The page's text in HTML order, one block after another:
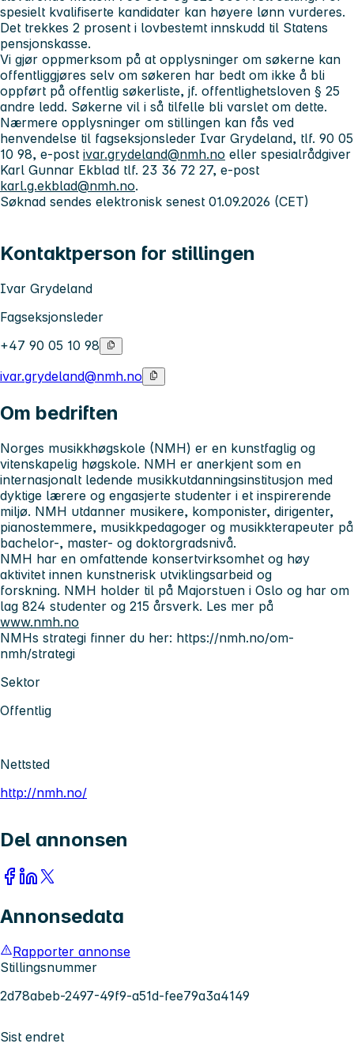
spesielt kvalifiserte kandidater kan høyere lønn vurderes.
Det trekkes 2 prosent i lovbestemt innskudd til Statens
pensjonskasse.
Vi gjør oppmerksom på at opplysninger om søkerne kan
offentliggjøres selv om søkeren har bedt om ikke å bli
oppført på offentlig søkerliste, jf. offentlighetsloven § 25
andre ledd. Søkerne vil i så tilfelle bli varslet om dette.
Nærmere opplysninger om stillingen kan fås ved
henvendelse til fagseksjonsleder Ivar Grydeland, tlf. 90 05
10 98, e-post ivar.grydeland@nmh.no eller spesialrådgiver
Karl Gunnar Ekblad tlf. 23 36 72 27, e-post
karl.g.ekblad@nmh.no.
Søknad sendes elektronisk senest 01.09.2026 (CET)
Kontaktperson for stillingen
Ivar Grydeland
Fagseksjonsleder
+47 90 05 10 98
ivar.grydeland@nmh.no
Om bedriften
Norges musikkhøgskole (NMH) er en kunstfaglig og
vitenskapelig høgskole. NMH er anerkjent som en
internasjonalt ledende musikkutdanningsinstitusjon med
dyktige lærere og engasjerte studenter i et inspirerende
miljø. NMH utdanner musikere, komponister, dirigenter,
pianostemmere, musikkpedagoger og musikkterapeuter på
bachelor-, master- og doktorgradsnivå.
NMH har en omfattende konsertvirksomhet og høy
aktivitet innen kunstnerisk utviklingsarbeid og
forskning. NMH holder til på Majorstuen i Oslo og har om
lag 824 studenter og 215 årsverk. Les mer på
www.nmh.no
NMHs strategi finner du her: https://nmh.no/om-
nmh/strategi
Sektor
Offentlig
Nettsted
http://nmh.no/
Del annonsen
Annonsedata
Rapporter annonse
Stillingsnummer
2d78abeb-2497-49f9-a51d-fee79a3a4149
Sist endret